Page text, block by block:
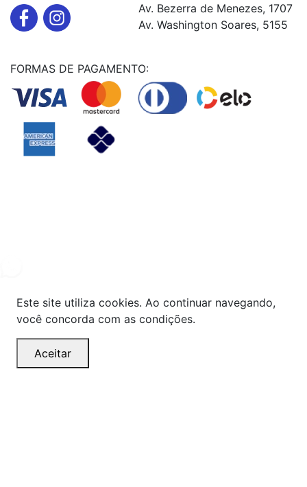
Av. Bezerra de Menezes, 1707
Av. Washington Soares, 5155
FORMAS DE PAGAMENTO:
Este site utiliza cookies. Ao continuar navegando,
você concorda com as condições.
Aceitar